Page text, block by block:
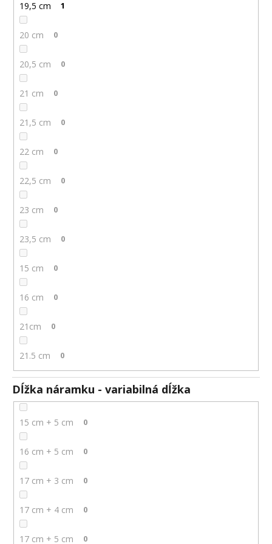
19,5 cm 1
20 cm 0
20,5 cm 0
21 cm 0
21,5 cm 0
22 cm 0
22,5 cm 0
23 cm 0
23,5 cm 0
15 cm 0
16 cm 0
21cm 0
21.5 cm 0
Dĺžka náramku - variabilná dĺžka
15 cm + 5 cm 0
16 cm + 5 cm 0
17 cm + 3 cm 0
17 cm + 4 cm 0
17 cm + 5 cm 0